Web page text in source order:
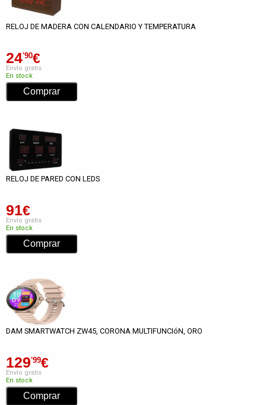
RELOJ DE MADERA CON CALENDARIO Y TEMPERATURA
24'90€
Envío gratis
En stock
RELOJ DE PARED CON LEDS
91€
Envío gratis
En stock
DAM SMARTWATCH ZW45, CORONA MULTIFUNCIóN, ORO
129'99€
Envío gratis
En stock